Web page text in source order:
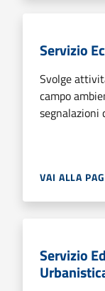
Servizio
Svolge
campo
segnalazioni
VAI ALLA
Servizio